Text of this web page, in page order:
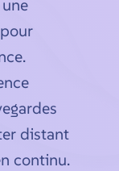
distant
continu.